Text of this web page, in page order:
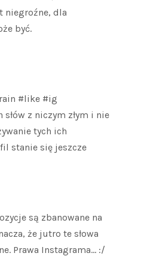
niegroźne, dla
być.
#like #ig
z niczym złym i nie
tych ich
stanie się jeszcze
są zbanowane na
że jutro te słowa
Prawa Instagrama… :/